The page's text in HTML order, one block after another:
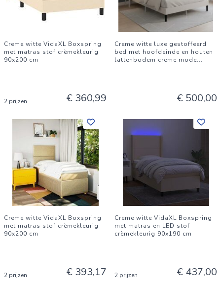
Creme witte VidaXL Boxspring
met matras stof crèmekleurig
90x200 cm
2 prijzen € 360,99
Creme witte luxe gestoffeerd
bed met hoofdeinde en houten
lattenbodem creme mode...
€ 500,00
Creme witte VidaXL Boxspring
met matras stof crèmekleurig
90x200 cm
2 prijzen € 393,17
Creme witte VidaXL Boxspring
met matras en LED stof
crèmekleurig 90x190 cm
2 prijzen € 437,00